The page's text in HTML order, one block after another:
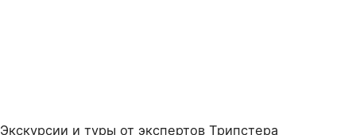
Экскурсии и туры от экспертов Трипстера